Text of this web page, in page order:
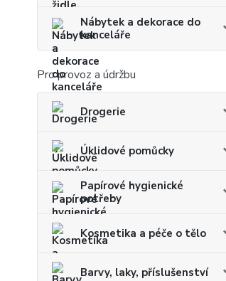
Nábytek a dekorace do
kanceláře
Pro provoz a údržbu
Drogerie
Úklidové pomůcky
Papírové hygienické
potřeby
Kosmetika a péče o tělo
Barvy, laky, příslušenství